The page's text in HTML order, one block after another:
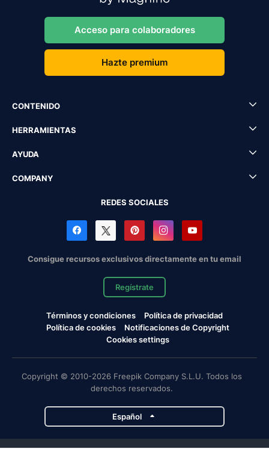
Acceso para colaboradores
Hazte premium
CONTENIDO
HERRAMIENTAS
AYUDA
COMPANY
REDES SOCIALES
Consigue recursos exclusivos directamente en tu email
Regístrate
Términos y condiciones
Política de privacidad
Política de cookies
Notificaciones de Copyright
Cookies settings
Copyright © 2010-2026 Freepik Company S.L.U. Todos los
derechos reservados.
Español